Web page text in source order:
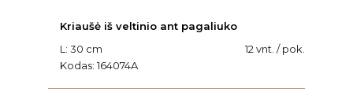
Kriaušė iš veltinio ant pagaliuko
L: 30 cm
12 vnt. / pok.
Kodas:164074A